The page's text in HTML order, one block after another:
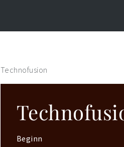
Technofusion
Beginn